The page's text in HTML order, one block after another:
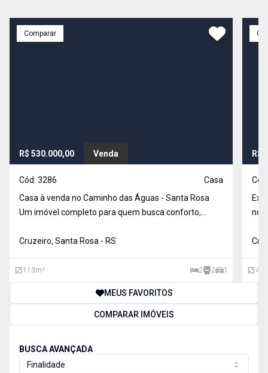
Comparar
R$ 530.000,00 Venda
Cód: 3286
Casa
Casa à venda no Caminho das Águas - Santa Rosa
Um imóvel completo para quem busca conforto,
em um terreno de 200 m² 2 Dormitórios 2 Banheiros
Cruzeiro, Santa Rosa - RS
113m² 2 2 1
R$
no
m²,
43
MEUS FAVORITOS
COMPARAR IMÓVEIS
BUSCA AVANÇADA
Finalidade